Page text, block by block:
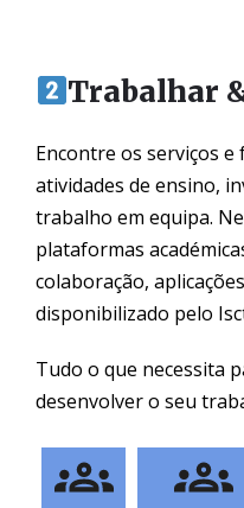
Trabalhar
Encontre os serviços
atividades de ensino,
trabalho em equipa.
plataformas
colaboração,
disponibilizado pelo
Tudo o que necessita
desenvolver o seu